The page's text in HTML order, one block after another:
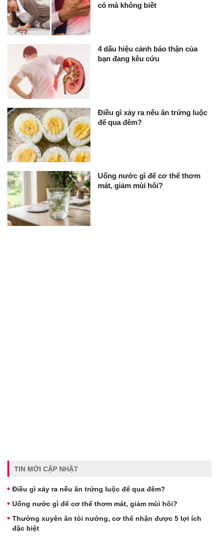
có mà không biết
4 dấu hiệu cảnh báo thận của
bạn đang kêu cứu
Điều gì xảy ra nếu ăn trứng luộc
để qua đêm?
Uống nước gì để cơ thể thơm
mát, giảm mùi hôi?
TIN MỚI CẬP NHẬT
Điều gì xảy ra nếu ăn trứng luộc để qua đêm?
Uống nước gì để cơ thể thơm mát, giảm mùi hôi?
Thường xuyên ăn tỏi nướng, cơ thể nhận được 5 lợi ích
đặc biệt